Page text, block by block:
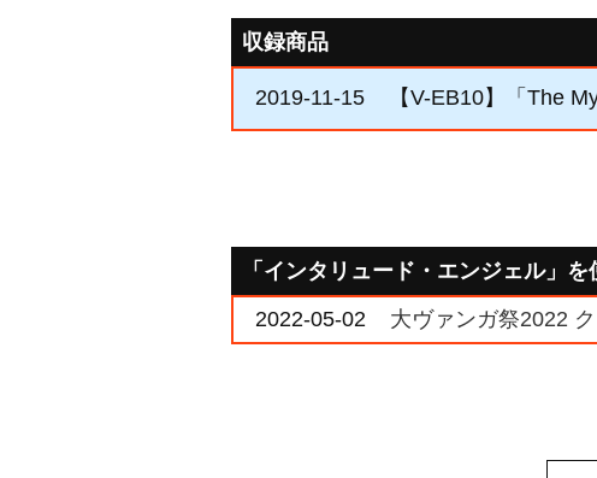
収録商品
2019-11-15 【V-EB10】「The
「インタリュード・エンジェル」
2022-05-02
大ヴァンガ祭2022